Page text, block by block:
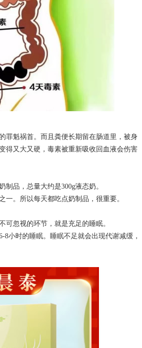
罪魁祸首。而且粪便长期留在肠道里，被身
得又大又硬，毒素被重新吸收回血液会伤害
品，总量大约是300g液态奶。
一。所以每天都吃点奶制品，很重要。
可忽视的环节，就是充足的睡眠。
小时的睡眠。睡眠不足就会出现代谢减缓，